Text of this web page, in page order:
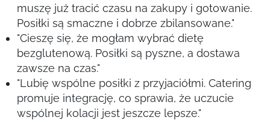
muszę już tracić czasu na zakupy i gotowanie.
Posiłki są smaczne i dobrze zbilansowane."
"Cieszę się, że mogłam wybrać dietę
bezglutenową. Posiłki są pyszne, a dostawa
zawsze na czas."
"Lubię wspólne posiłki z przyjaciółmi. Catering
promuje integrację, co sprawia, że uczucie
wspólnej kolacji jest jeszcze lepsze."